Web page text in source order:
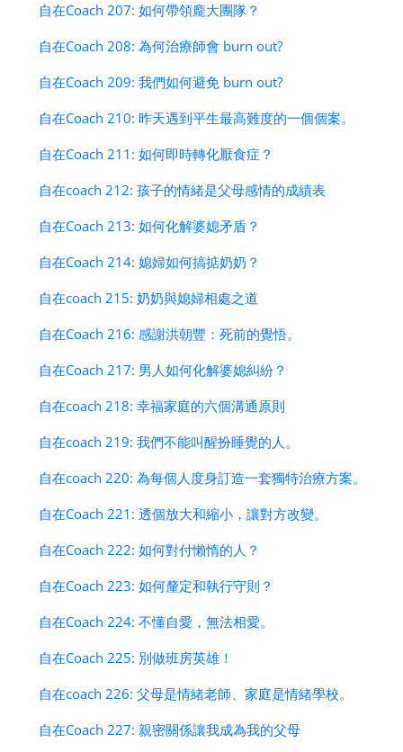
自在Coach 207: 如何帶領龐大團隊？
自在Coach 208: 為何治療師會 burn out?
自在Coach 209: 我們如何避免 burn out?
自在Coach 210: 昨天遇到平生最高難度的一個個案。
自在Coach 211: 如何即時轉化厭食症？
自在coach 212: 孩子的情緒是父母感情的成績表
自在Coach 213: 如何化解婆媳矛盾？
自在Coach 214: 媳婦如何搞掂奶奶？
自在coach 215: 奶奶與媳婦相處之道
自在Coach 216: 感謝洪朝豐：死前的覺悟。
自在Coach 217: 男人如何化解婆媳糾紛？
自在coach 218: 幸福家庭的六個溝通原則
自在coach 219: 我們不能叫醒扮睡覺的人。
自在coach 220: 為每個人度身訂造一套獨特治療方案。
自在Coach 221: 透個放大和縮小，讓對方改變。
自在Coach 222: 如何對付懶惰的人？
自在Coach 223: 如何釐定和執行守則？
自在Coach 224: 不懂自愛，無法相愛。
自在Coach 225: 別做班房英雄！
自在coach 226: 父母是情緒老師、家庭是情緒學校。
自在Coach 227: 親密關係讓我成為我的父母